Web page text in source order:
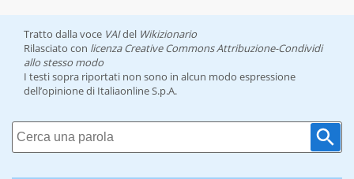
Tratto dalla voce VAIdel Wikizionario
Rilasciato con licenza Creative Commons Attribuzione-Condividi
allo stesso modo
I testi sopra riportati non sono in alcun modo espressione
dell’opinione di Italiaonline S.p.A.